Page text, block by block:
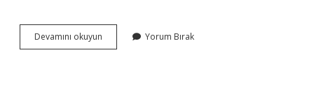
Devamını okuyun Istanbul
Köle
Yorum Bırak